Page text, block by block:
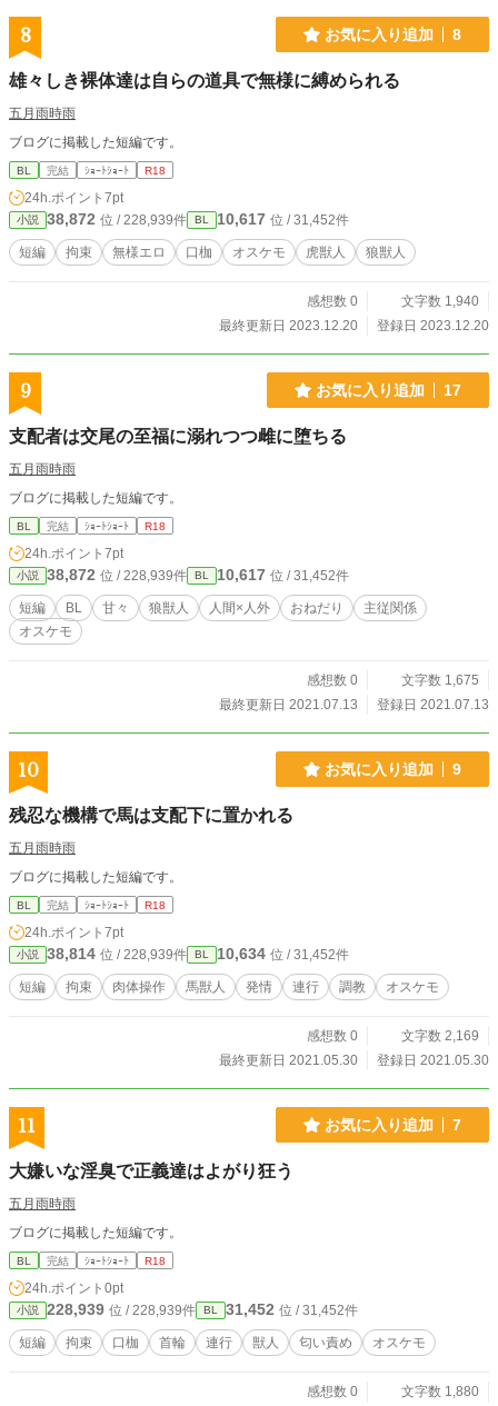
8 お気に入り追加 8
雄々しき裸体達は自らの道具で無様に縛められる
五月雨時雨
ブログに掲載した短編です。
BL 完結 ｼｮｰﾄｼｮｰﾄ R18
24h.ポイント 7pt
小説 38,872 位 / 228,939件 BL 10,617 位 / 31,452件
短編 拘束 無様エロ 口枷 オスケモ 虎獣人 狼獣人
感想数 0
文字数 1,940
最終更新日 2023.12.20
登録日 2023.12.20
9 お気に入り追加 17
支配者は交尾の至福に溺れつつ雌に堕ちる
五月雨時雨
ブログに掲載した短編です。
BL 完結 ｼｮｰﾄｼｮｰﾄ R18
24h.ポイント 7pt
小説 38,872 位 / 228,939件 BL 10,617 位 / 31,452件
短編 BL 甘々 狼獣人 人間×人外 おねだり
主従関係
オスケモ
感想数 0
文字数 1,675
最終更新日 2021.07.13
登録日 2021.07.13
10 お気に入り追加 9
残忍な機構で馬は支配下に置かれる
五月雨時雨
ブログに掲載した短編です。
BL 完結 ｼｮｰﾄｼｮｰﾄ R18
24h.ポイント 7pt
小説 38,814 位 / 228,939件 BL 10,634 位 / 31,452件
短編 拘束 肉体操作 馬獣人 発情 連行 調教 オスケモ
感想数 0
文字数 2,169
最終更新日 2021.05.30
登録日 2021.05.30
11 お気に入り追加 7
大嫌いな淫臭で正義達はよがり狂う
五月雨時雨
ブログに掲載した短編です。
BL 完結 ｼｮｰﾄｼｮｰﾄ R18
24h.ポイント 0pt
小説 228,939 位 / 228,939件 BL 31,452 位 / 31,452件
短編 拘束 口枷 首輪 連行 獣人 匂い責め オスケモ
感想数 0
文字数 1,880